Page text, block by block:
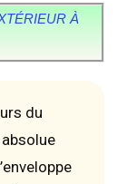
À
du